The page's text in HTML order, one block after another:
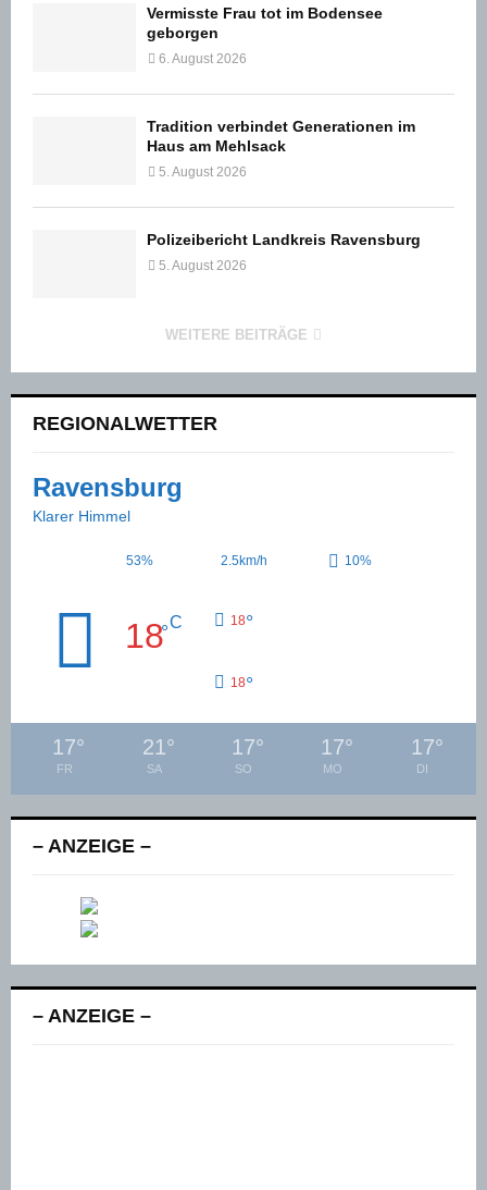
Vermisste Frau tot im Bodensee
geborgen
6. August 2026
Tradition verbindet Generationen im
Haus am Mehlsack
5. August 2026
Polizeibericht Landkreis Ravensburg
5. August 2026
WEITERE BEITRÄGE
REGIONALWETTER
Ravensburg
Klarer Himmel
53% 2.5km/h 10%
18°C 18°
18°
17°
FR
21°
SA
17°
SO
17°
MO
17°
DI
– ANZEIGE –
– ANZEIGE –